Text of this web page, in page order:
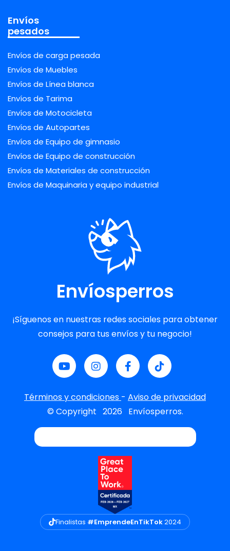
Envíos
pesados
Envíos de carga pesada
Envíos de Muebles
Envíos de Línea blanca
Envíos de Tarima
Envíos de Motocicleta
Envíos de Autopartes
Envíos de Equipo de gimnasio
Envíos de Equipo de construcción
Envíos de Materiales de construcción
Envíos de Maquinaria y equipo industrial
Envíosperros
¡Síguenos en nuestras redes sociales para obtener
consejos para tus envíos y tu negocio!
Términos y condiciones - Aviso de privacidad
© Copyright 2026 Envíosperros.
Finalistas #EmprendeEnTikTok2024